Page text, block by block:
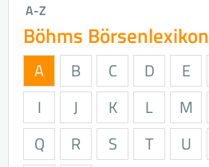
A-Z
Böhms Börsenlexikon
A B C D E
I
J K L M
Q
R S T U